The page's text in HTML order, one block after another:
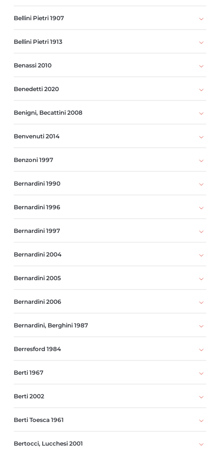
Bellini Pietri 1907
Bellini Pietri 1913
Benassi 2010
Benedetti 2020
Benigni, Becattini 2008
Benvenuti 2014
Benzoni 1997
Bernardini 1990
Bernardini 1996
Bernardini 1997
Bernardini 2004
Bernardini 2005
Bernardini 2006
Bernardini, Berghini 1987
Berresford 1984
Berti 1967
Berti 2002
Berti Toesca 1961
Bertocci, Lucchesi 2001